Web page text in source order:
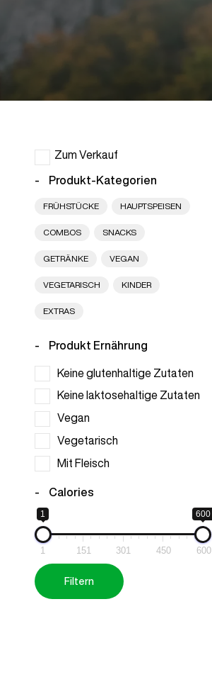
Zum Verkauf
Produkt-Kategorien
FRÜHSTÜCKE HAUPTSPEISEN
COMBOS SNACKS
GETRÄNKE VEGAN
VEGETARISCH KINDER
EXTRAS
Produkt Ernährung
Keine glutenhaltige Zutaten
Keine laktosehaltige Zutaten
Vegan
Vegetarisch
Mit Fleisch
Calories
1 600
1 151 301 450 600
Filtern